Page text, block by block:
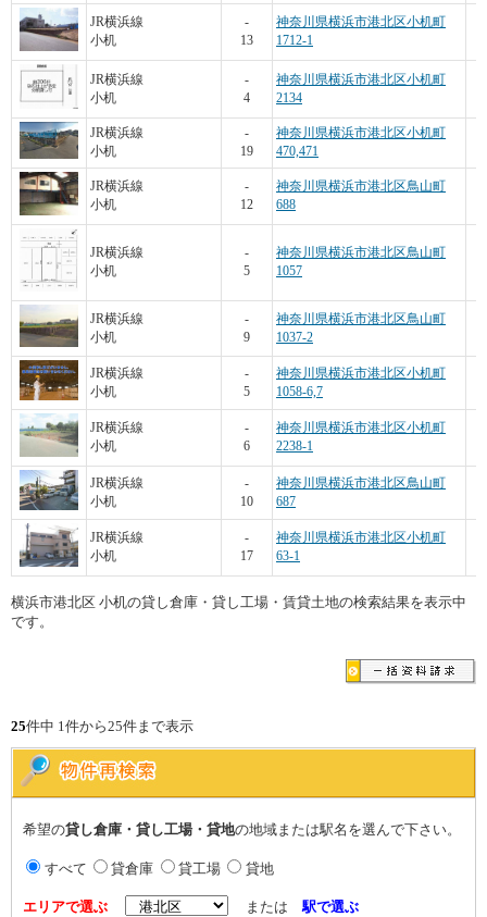
JR横浜線
小机
-
13
神奈川県横浜市港北区小机町
1712-1
JR横浜線
小机
-
4
神奈川県横浜市港北区小机町
2134
JR横浜線
小机
-
19
神奈川県横浜市港北区小机町
470,471
JR横浜線
小机
-
12
神奈川県横浜市港北区鳥山町
688
JR横浜線
小机
-
5
神奈川県横浜市港北区鳥山町
1057
JR横浜線
小机
-
9
神奈川県横浜市港北区鳥山町
1037-2
JR横浜線
小机
-
5
神奈川県横浜市港北区小机町
1058-6,7
JR横浜線
小机
-
6
神奈川県横浜市港北区小机町
2238-1
JR横浜線
小机
-
10
神奈川県横浜市港北区鳥山町
687
JR横浜線
小机
-
17
神奈川県横浜市港北区小机町
63-1
横浜市港北区 小机の貸し倉庫・貸し工場・賃貸土地の検索結果を表示中
です。
25件中 1件から25件まで表示
希望の貸し倉庫・貸し工場・貸地の地域または駅名を選んで下さい。
すべて 貸倉庫 貸工場 貸地
エリアで選ぶ または駅で選ぶ